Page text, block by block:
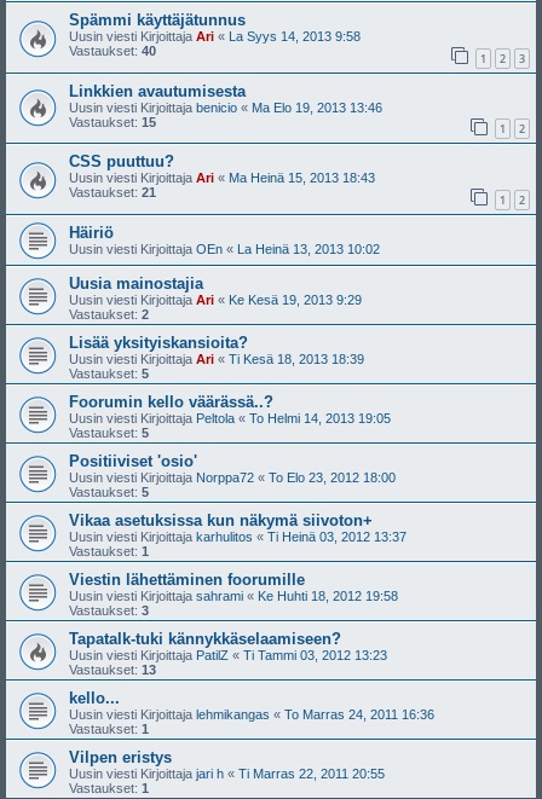
Spämmi käyttäjätunnus
Uusin viesti Kirjoittaja Ari « La Syys 14, 2013 9:58
Vastaukset: 40 1 2 3
Linkkien avautumisesta
Uusin viesti Kirjoittaja benicio « Ma Elo 19, 2013 13:46
Vastaukset: 15 1 2
CSS puuttuu?
Uusin viesti Kirjoittaja Ari « Ma Heinä 15, 2013 18:43
Vastaukset: 21 1 2
Häiriö
Uusin viesti Kirjoittaja OEn « La Heinä 13, 2013 10:02
Uusia mainostajia
Uusin viesti Kirjoittaja Ari « Ke Kesä 19, 2013 9:29
Vastaukset: 2
Lisää yksityiskansioita?
Uusin viesti Kirjoittaja Ari « Ti Kesä 18, 2013 18:39
Vastaukset: 5
Foorumin kello väärässä..?
Uusin viesti Kirjoittaja Peltola « To Helmi 14, 2013 19:05
Vastaukset: 5
Positiiviset 'osio'
Uusin viesti Kirjoittaja Norppa72 « To Elo 23, 2012 18:00
Vastaukset: 5
Vikaa asetuksissa kun näkymä siivoton+
Uusin viesti Kirjoittaja karhulitos « Ti Heinä 03, 2012 13:37
Vastaukset: 1
Viestin lähettäminen foorumille
Uusin viesti Kirjoittaja sahrami « Ke Huhti 18, 2012 19:58
Vastaukset: 3
Tapatalk-tuki kännykkäselaamiseen?
Uusin viesti Kirjoittaja PatilZ « Ti Tammi 03, 2012 13:23
Vastaukset: 13
kello...
Uusin viesti Kirjoittaja lehmikangas « To Marras 24, 2011 16:36
Vastaukset: 1
Vilpen eristys
Uusin viesti Kirjoittaja jari h « Ti Marras 22, 2011 20:55
Vastaukset: 1